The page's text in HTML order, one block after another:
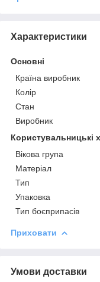
Характеристики
Основні
Країна виробник
Колір
Стан
Виробник
Користувальницькі
Вікова група
Матеріал
Тип
Упаковка
Тип боєприпасів
Приховати
Умови доставки